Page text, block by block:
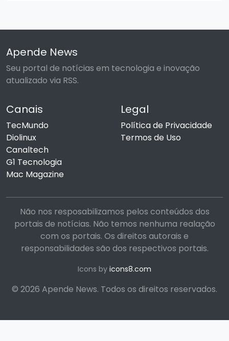
Apende News
Seu portal de notícias em tecnologia e inovação
atualizado via RSS.
Canais
TecMundo
Diolinux
Canaltech
G1 Tecnologia
Mac Magazine
Legal
Política de Privacidade
Termos de Uso
Não nos resposabilizamos pelos conteúdos dos
portais de notícias. Não temos nenhuma realação
com os portais. Os direitos autorais e
responsabilidades são dos respectivos portais.
Icons by icons8.com
© 2026 Apende News. Todos os direitos reservados.